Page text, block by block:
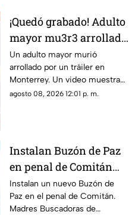
¡Quedó grabado! Adulto
mayor mu3r3 arrollado
por un tráiler tras ser
empujado en
Monterrey
Un adulto mayor murió
arrollado por un tráiler en
Monterrey. Un video muestra
que momentos antes un joven
agosto 08, 2026 12:01 p. m.
Instalan Buzón de Paz
en penal de Comitán
para buscar a personas
desaparecidas
Instalan un nuevo Buzón de
Paz en el penal de Comitán.
Madres Buscadoras de